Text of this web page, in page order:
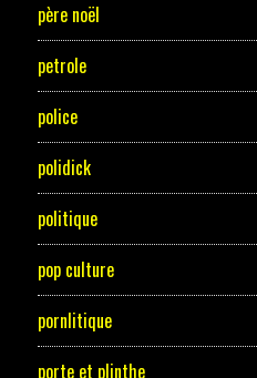
père noël
petrole
police
polidick
politique
pop culture
pornlitique
porte et plinthe